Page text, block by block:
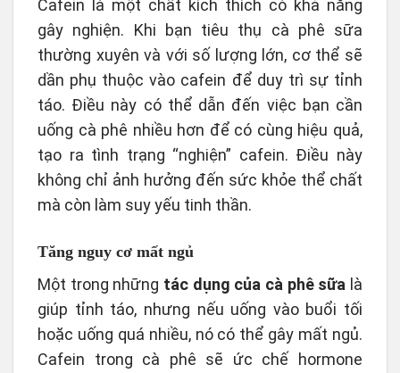
Cafein là một chất kích thích có khả năng
gây nghiện. Khi bạn tiêu thụ cà phê sữa
thường xuyên và với số lượng lớn, cơ thể sẽ
dần phụ thuộc vào cafein để duy trì sự tỉnh
táo. Điều này có thể dẫn đến việc bạn cần
uống cà phê nhiều hơn để có cùng hiệu quả,
tạo ra tình trạng “nghiện” cafein. Điều này
không chỉ ảnh hưởng đến sức khỏe thể chất
mà còn làm suy yếu tinh thần.
Tăng nguy cơ mất ngủ
Một trong những tác dụng của cà phê sữa là
giúp tỉnh táo, nhưng nếu uống vào buổi tối
hoặc uống quá nhiều, nó có thể gây mất ngủ.
Cafein trong cà phê sẽ ức chế hormone